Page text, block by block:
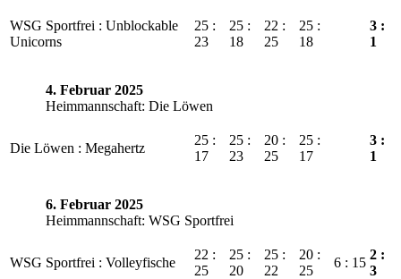
WSG Sportfrei : Unblockable
Unicorns
25 :
23
25 :
18
22 :
25
25 :
18
3 :
1
4. Februar 2025
Heimmannschaft: Die Löwen
Die Löwen : Megahertz
25 :
17
25 :
23
20 :
25
25 :
17
3 :
1
6. Februar 2025
Heimmannschaft: WSG Sportfrei
WSG Sportfrei : Volleyfische
22 :
25
25 :
20
25 :
22
20 :
25
6 : 15
2 :
3